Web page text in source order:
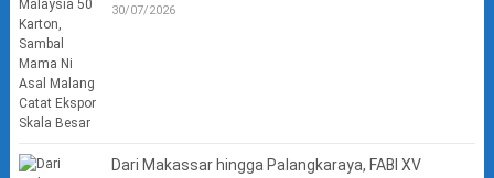
30/07/2026
Dari Makassar hingga Palangkaraya, FABI XV